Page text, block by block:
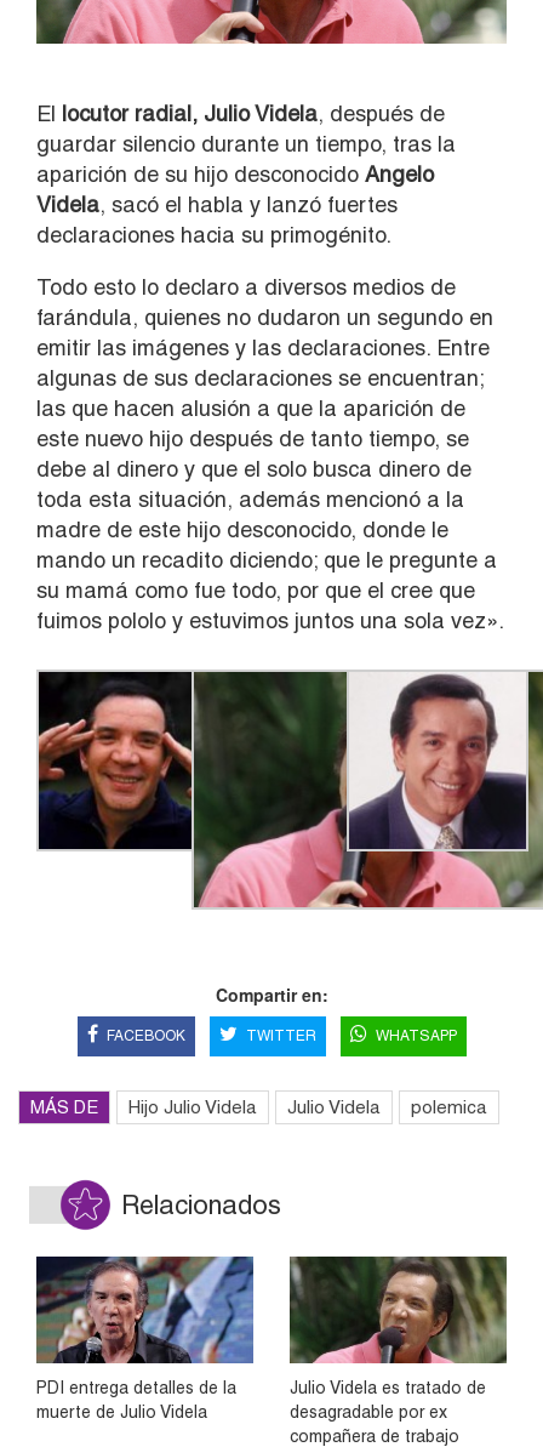
El locutor radial, Julio Videla, después de
guardar silencio durante un tiempo, tras la
aparición de su hijo desconocido Angelo
Videla, sacó el habla y lanzó fuertes
declaraciones hacia su primogénito.
Todo esto lo declaro a diversos medios de
farándula, quienes no dudaron un segundo en
emitir las imágenes y las declaraciones. Entre
algunas de sus declaraciones se encuentran;
las que hacen alusión a que la aparición de
este nuevo hijo después de tanto tiempo, se
debe al dinero y que el solo busca dinero de
toda esta situación, además mencionó a la
madre de este hijo desconocido, donde le
mando un recadito diciendo; que le pregunte a
su mamá como fue todo, por que el cree que
fuimos pololo y estuvimos juntos una sola vez».
Compartir en:
FACEBOOK TWITTER WHATSAPP
MÁS DE Hijo Julio Videla Julio Videla polemica
Relacionados
PDI entrega detalles de la
muerte de Julio Videla
Julio Videla es tratado de
desagradable por ex
compañera de trabajo